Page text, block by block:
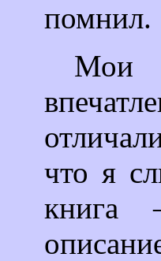
помнил.
Мои
что я
книга